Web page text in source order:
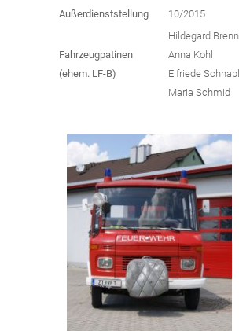
Außerdienststellung
10/2015
Fahrzeugpatinen
(ehem. LF-B)
Hildegard
Anna Kohl
Elfriede Schnabl
Maria Schmid